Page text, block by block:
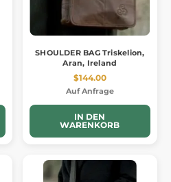
SHOULDER BAG Triskelion,
Aran, Ireland
$144.00
Auf Anfrage
IN DEN
WARENKORB